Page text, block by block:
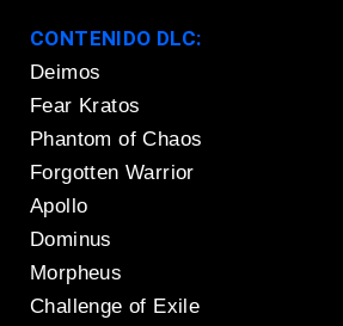
CONTENIDO DLC:
Deimos
Fear Kratos
Phantom of Chaos
Forgotten Warrior
Apollo
Dominus
Morpheus
Challenge of Exile